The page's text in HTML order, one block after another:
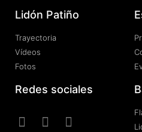
Lidón Patiño
Trayectoria
Vídeos
Fotos
Redes sociales